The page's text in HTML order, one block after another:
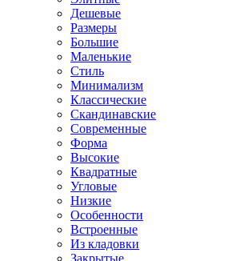
Дешевые
Размеры
Большие
Маленькие
Стиль
Минимализм
Классические
Скандинавские
Современные
Форма
Высокие
Квадратные
Угловые
Низкие
Особенности
Встроенные
Из кладовки
Закрытые